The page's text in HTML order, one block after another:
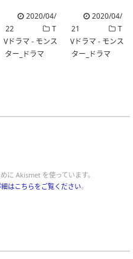
2020/04/
22
T
Vドラマ - モンス
ター_ドラマ
2020/04/
21
T
Vドラマ - モンス
ター_ドラマ
に Akismet を使っています。
はこちらをご覧ください。